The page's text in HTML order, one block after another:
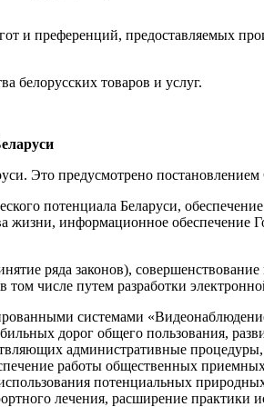
и преференций, предоставляемых
белорусских товаров и услуг.
Это предусмотрено
потенциала Беларуси,
жизни, информационное
ряда законов),
числе путем разработки
системами
дорог общего пользования,
административные
работы общественных
потенциальных
лечения, расширение практики